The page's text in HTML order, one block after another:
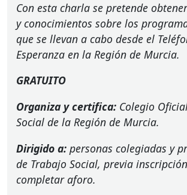
Con esta charla se pretende
y conocimientos sobre los
que se llevan a cabo desde el
Esperanza en la Región de Murcia.
GRATUITO
Organiza y certifica: Colegio
Social de la Región de Murcia.
Dirigido a: personas colegiadas y
de Trabajo Social, previa
completar aforo.